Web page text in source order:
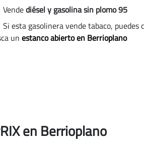
Vendediésel y gasolina sin plomo 95
Si esta gasolinera vende tabaco, puedes
un estanco abierto en Berrioplano
en Berrioplano